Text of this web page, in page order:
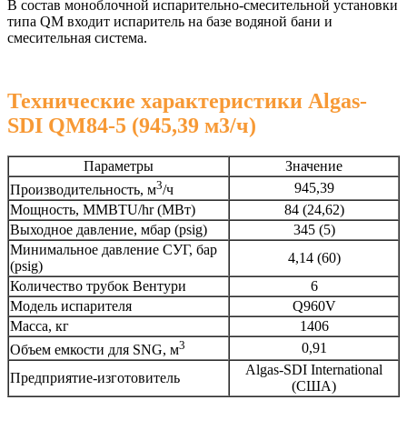
В состав моноблочной испарительно-смесительной установки
типа QM входит испаритель на базе водяной бани и
смесительная система.
Технические характеристики Algas-
SDI QM84-5 (945,39 м3/ч)
Параметры
Значение
Производительность, м3/ч
945,39
Мощность, MMBTU/hr (МВт)
84 (24,62)
Выходное давление, мбар (psig)
345 (5)
Минимальное давление СУГ, бар
(psig)
4,14 (60)
Количество трубок Вентури
6
Модель испарителя
Q960V
Масса, кг
1406
Объем емкости для SNG, м3
0,91
Предприятие-изготовитель
Algas-SDI International
(США)